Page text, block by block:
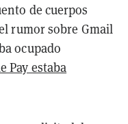
de cuerpos
rumor sobre Gmail
ocupado
Pay estaba